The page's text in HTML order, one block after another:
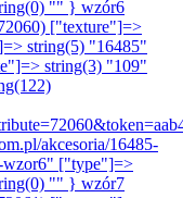
"" } wzór6
["texture"]=>
string(5) "16485"
string(3) "109"
akcesoria/16485-
wzor6" ["type"]=>
"" } wzór7